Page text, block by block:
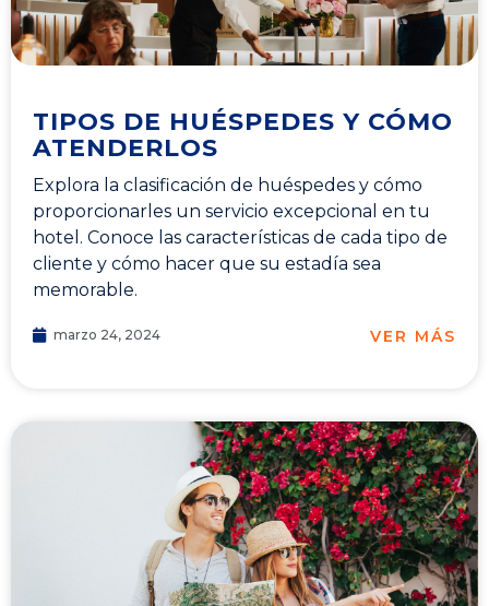
TIPOS DE HUÉSPEDES Y CÓMO
ATENDERLOS
Explora la clasificación de huéspedes y cómo
proporcionarles un servicio excepcional en tu
hotel. Conoce las características de cada tipo de
cliente y cómo hacer que su estadía sea
memorable.
marzo 24, 2024 VER MÁS